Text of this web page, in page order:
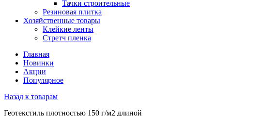
Тачки строительные
Резиновая плитка
Хозяйственные товары
Клейкие ленты
Стретч пленка
Главная
Новинки
Акции
Популярное
Назад к товарам
Геотекстиль плотностью 150 г/м2 длиной